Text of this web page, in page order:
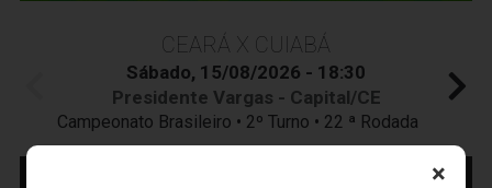
×
CEARÁ X CUIABÁ
Sábado, 15/08/2026 - 18:30
Presidente Vargas - Capital/CE
Campeonato Brasileiro • 2º Turno • 22 ª Rodada